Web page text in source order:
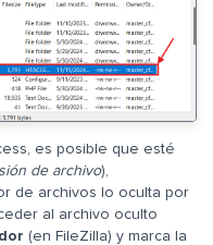
es posible que esté
de archivo),
de archivos lo oculta por
al archivo oculto
(en FileZilla) y marca la